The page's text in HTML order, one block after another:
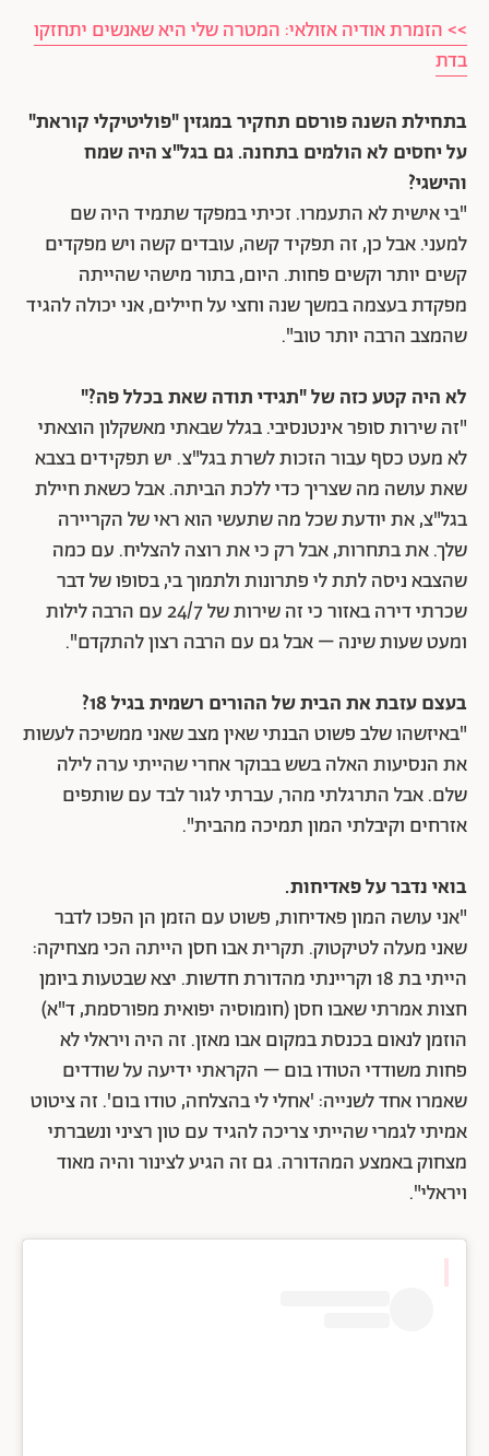
>> הזמרת אודיה אזולאי: המטרה שלי היא שאנשים יתחזקו
בדת
בתחילת השנה פורסם תחקיר במגזין "פוליטיקלי קוראת"
על יחסים לא הולמים בתחנה. גם בגל"צ היה שמח
והישגי?
"בי אישית לא התעמרו. זכיתי במפקד שתמיד היה שם
למעני. אבל כן, זה תפקיד קשה, עובדים קשה ויש מפקדים
קשים יותר וקשים פחות. היום, בתור מישהי שהייתה
מפקדת בעצמה במשך שנה וחצי על חיילים, אני יכולה להגיד
שהמצב הרבה יותר טוב".
לא היה קטע כזה של "תגידי תודה שאת בכלל פה?"
"זה שירות סופר אינטנסיבי. בגלל שבאתי מאשקלון הוצאתי
לא מעט כסף עבור הזכות לשרת בגל"צ. יש תפקידים בצבא
שאת עושה מה שצריך כדי ללכת הביתה. אבל כשאת חיילת
בגל"צ, את יודעת שכל מה שתעשי הוא ראי של הקריירה
שלך. את בתחרות, אבל רק כי את רוצה להצליח. עם כמה
שהצבא ניסה לתת לי פתרונות ולתמוך בי, בסופו של דבר
שכרתי דירה באזור כי זה שירות של 24/7 עם הרבה לילות
ומעט שעות שינה – אבל גם עם הרבה רצון להתקדם".
בעצם עזבת את הבית של ההורים רשמית בגיל 18?
"באיזשהו שלב פשוט הבנתי שאין מצב שאני ממשיכה לעשות
את הנסיעות האלה בשש בבוקר אחרי שהייתי ערה לילה
שלם. אבל התרגלתי מהר, עברתי לגור לבד עם שותפים
אזרחים וקיבלתי המון תמיכה מהבית".
בואי נדבר על פאדיחות.
"אני עושה המון פאדיחות, פשוט עם הזמן הן הפכו לדבר
שאני מעלה לטיקטוק. תקרית אבו חסן הייתה הכי מצחיקה:
הייתי בת 18 וקריינתי מהדורת חדשות. יצא שבטעות ביומן
חצות אמרתי שאבו חסן (חומוסיה יפואית מפורסמת, ד"א)
הוזמן לנאום בכנסת במקום אבו מאזן. זה היה ויראלי לא
פחות משודדי הטודו בום – הקראתי ידיעה על שודדים
שאמרו אחד לשנייה: 'אחלי לי בהצלחה, טודו בום'. זה ציטוט
אמיתי לגמרי שהייתי צריכה להגיד עם טון רציני ונשברתי
מצחוק באמצע המהדורה. גם זה הגיע לצינור והיה מאוד
ויראלי".